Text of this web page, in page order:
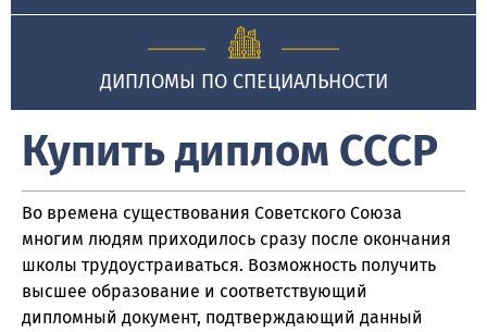
ДИПЛОМЫ ПО СПЕЦИАЛЬНОСТИ
Купить диплом СССР
Во времена существования Советского Союза
многим людям приходилось сразу после окончания
школы трудоустраиваться. Возможность получить
высшее образование и соответствующий
дипломный документ, подтверждающий данный